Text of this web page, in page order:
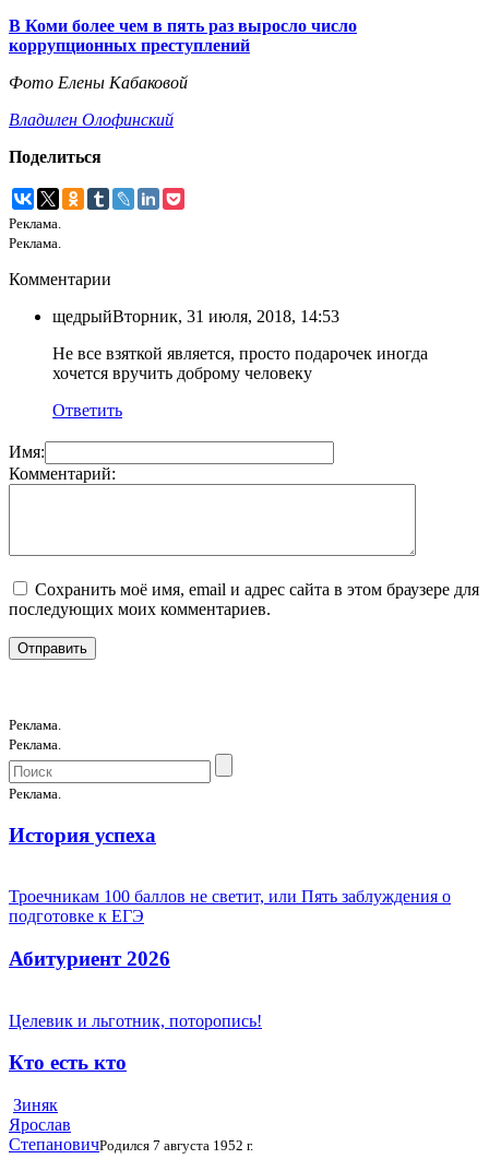
В Коми более чем в пять раз выросло число
коррупционных преступлений
Фото Елены Кабаковой
Владилен Олофинский
Поделиться
Реклама.
Реклама.
Комментарии
щедрыйВторник, 31 июля, 2018, 14:53
Не все взяткой является, просто подарочек иногда
хочется вручить доброму человеку
Ответить
Имя:
Комментарий:
Сохранить моё имя, email и адрес сайта в этом браузере для
последующих моих комментариев.
Реклама.
Реклама.
Реклама.
История успеха
Троечникам 100 баллов не светит, или Пять заблуждения о
подготовке к ЕГЭ
Абитуриент 2026
Целевик и льготник, поторопись!
Кто есть кто
Зиняк
Ярослав
СтепановичРодился 7 августа 1952 г.